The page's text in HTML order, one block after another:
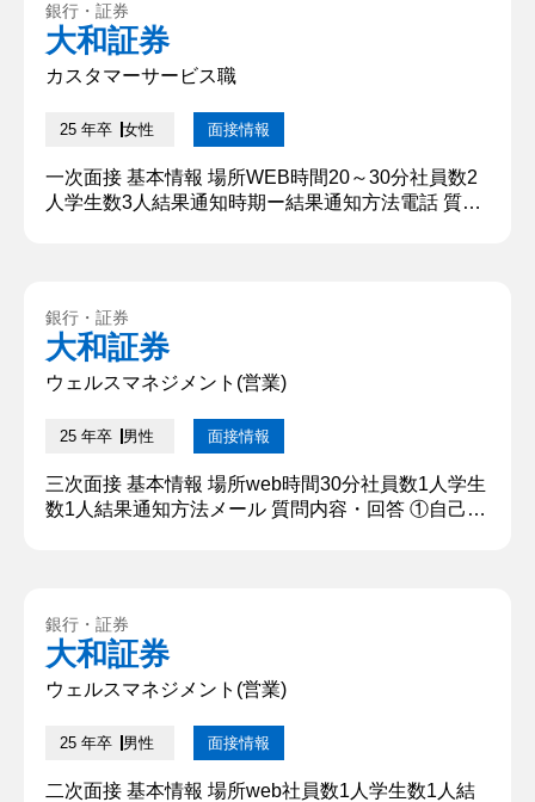
トです。私は教育関係会社の事務スタッフとして働
いています。業務内容は電話対応が多くを占めてお
り、その中で保...
銀行・証券
大和証券
カスタマーサービス職
25 年卒 女性 面接情報
一次面接 基本情報 場所WEB時間20～30分社員数2
人学生数3人結果通知時期ー結果通知方法電話 質問
トです。私は教育関係会社の事務スタッフとして働
いています。業務内容は電話対応が多くを占めてお
り、その中で保...
銀行・証券
大和証券
ウェルスマネジメント(営業)
25 年卒 男性 面接情報
三次面接 基本情報 場所web時間30分社員数1人学生
数1人結果通知方法メール 質問内容・回答 ①自己紹
お願いいたします。 ②学生時代に力を入れたこと
○○として、コロナ明けの○○を開催したことです。
私の...
銀行・証券
大和証券
ウェルスマネジメント(営業)
25 年卒 男性 面接情報
二次面接 基本情報 場所web社員数1人学生数1人結